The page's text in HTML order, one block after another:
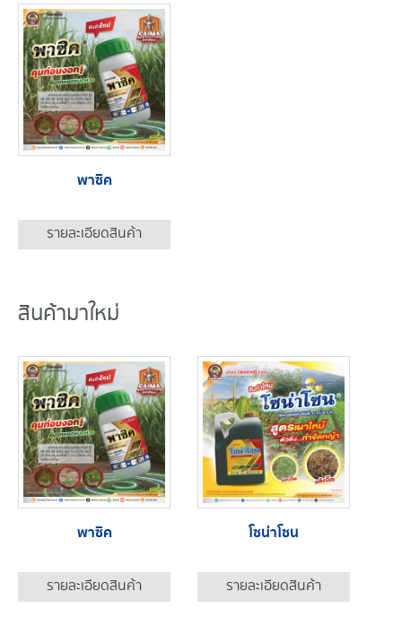
พาซิค
รายละเอียดสินค้า
สินค้ามาใหม่
พาซิค
รายละเอียดสินค้า
โซน่าโซน
รายละเอียดสินค้า